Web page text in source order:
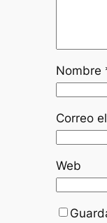
Nombre
Correo
Web